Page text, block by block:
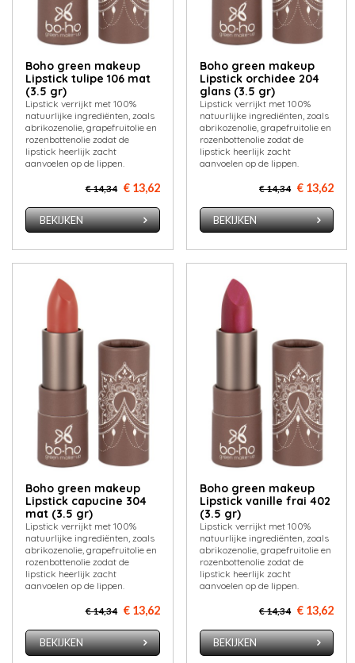
Boho green makeup
Lipstick tulipe 106 mat
(3.5 gr)
Lipstick verrijkt met 100%
natuurlijke ingrediënten, zoals
abrikozenolie, grapefruitolie en
rozenbottenolie zodat de
lipstick heerlijk zacht
aanvoelen op de lippen.
€ 14,34 € 13,62
BEKIJKEN
Boho green makeup
Lipstick orchidee 204
glans (3.5 gr)
Lipstick verrijkt met 100%
natuurlijke ingrediënten, zoals
abrikozenolie, grapefruitolie en
rozenbottenolie zodat de
lipstick heerlijk zacht
aanvoelen op de lippen.
€ 14,34 € 13,62
BEKIJKEN
Boho green makeup
Lipstick capucine 304
mat (3.5 gr)
Lipstick verrijkt met 100%
natuurlijke ingrediënten, zoals
abrikozenolie, grapefruitolie en
rozenbottenolie zodat de
lipstick heerlijk zacht
aanvoelen op de lippen.
€ 14,34 € 13,62
BEKIJKEN
Boho green makeup
Lipstick vanille frai 402
(3.5 gr)
Lipstick verrijkt met 100%
natuurlijke ingrediënten, zoals
abrikozenolie, grapefruitolie en
rozenbottenolie zodat de
lipstick heerlijk zacht
aanvoelen op de lippen.
€ 14,34 € 13,62
BEKIJKEN